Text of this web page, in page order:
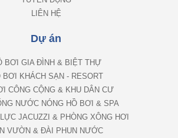
LIÊN HỆ
Dự án
BƠI GIA ĐÌNH & BIỆT THỰ
BƠI KHÁCH SẠN - RESORT
CÔNG CỘNG & KHU DÂN CƯ
NƯỚC NÓNG HỒ BƠI & SPA
JACUZZI & PHÒNG XÔNG HƠI
VƯỜN & ĐÀI PHUN NƯỚC